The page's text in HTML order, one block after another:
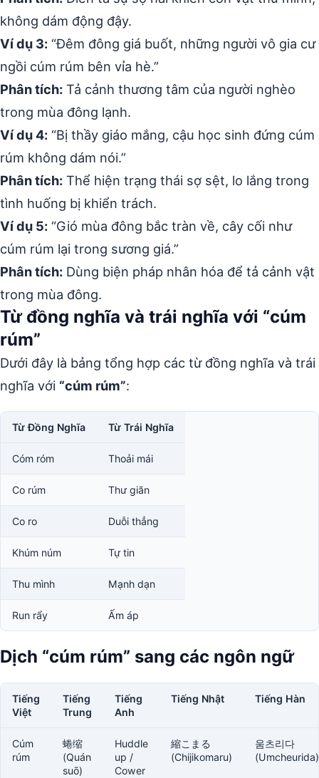
không dám động đậy.
Ví dụ 3: “Đêm đông giá buốt, những người vô gia cư
ngồi cúm rúm bên vỉa hè.”
Phân tích: Tả cảnh thương tâm của người nghèo
trong mùa đông lạnh.
Ví dụ 4: “Bị thầy giáo mắng, cậu học sinh đứng cúm
rúm không dám nói.”
Phân tích: Thể hiện trạng thái sợ sệt, lo lắng trong
tình huống bị khiển trách.
Ví dụ 5: “Gió mùa đông bắc tràn về, cây cối như
cúm rúm lại trong sương giá.”
Phân tích: Dùng biện pháp nhân hóa để tả cảnh vật
trong mùa đông.
Từ đồng nghĩa và trái nghĩa với “cúm
rúm”
Dưới đây là bảng tổng hợp các từ đồng nghĩa và trái
nghĩa với “cúm rúm”:
Từ Đồng Nghĩa Từ Trái Nghĩa
Cóm róm Thoải mái
Co rúm Thư giãn
Co ro Duỗi thẳng
Khúm núm Tự tin
Thu mình Mạnh dạn
Run rẩy Ấm áp
Dịch “cúm rúm” sang các ngôn ngữ
Tiếng
Việt
Tiếng
Trung
Tiếng
Anh
Tiếng Nhật Tiếng Hàn
Cúm
rúm
蜷缩
(Quán
suō)
Huddle
up /
Cower
縮こまる
(Chijikomaru)
움츠리다
(Umcheurida)